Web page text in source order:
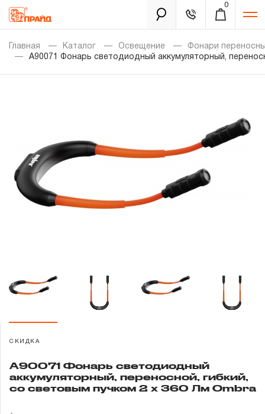
0
Каталог
Распродажа
Уцененный товар
О нас
Гарантия и сервис
Доставка и оплата
Партнерам
Контакты
Забыли пароль?
Главная Каталог Освещение
Фонари
A90071 Фонарь светодиодный аккумуляторный,
СКИДКА
A90071 Фонарь светодиодный
аккумуляторный, переносной, гибкий,
со световым пучком 2 х 360 Лм Ombra